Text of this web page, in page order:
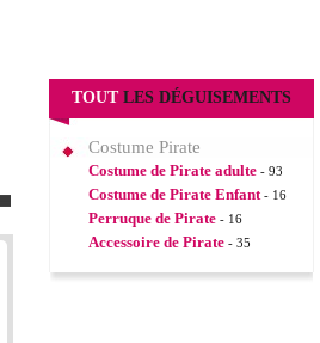
TOUT LES DÉGUISEMENTS
Costume Pirate
Costume de Pirate adulte - 93
Costume de Pirate Enfant - 16
Perruque de Pirate - 16
Accessoire de Pirate - 35